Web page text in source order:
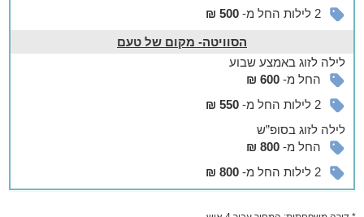
ראש פינה הציורית ממוקמת בקרבת אטרקציות ופעילויות רבות
בילוי ומסעדות ובתי קפה. בקרבת הישוב מסלולי טיול לכל
המשפחה, טיולי ג'יפים, ספורט ימי, פארקי מים ופארקי שעשועים,
רכיבה על סוסים ועוד.
2 לילות החל מ-
500 ₪
הסוויטה- מקום של טעם
לילהלזוג באמצע שבוע
החל מ-600 ₪
2 לילות החל מ-
550 ₪
לילהלזוג בסופ”ש
החל מ-800 ₪
2 לילות החל מ-
800 ₪